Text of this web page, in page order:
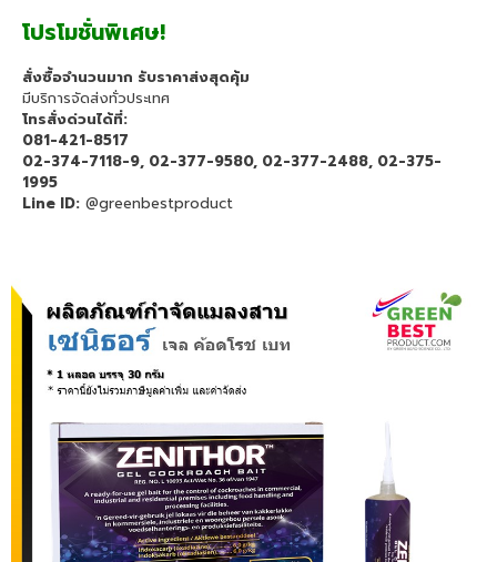
โปรโมชั่นพิเศษ!
สั่งซื้อจำนวนมาก รับราคาส่งสุดคุ้ม
มีบริการจัดส่งทั่วประเทศ
โทรสั่งด่วนได้ที่:
081-421-8517
02-374-7118-9, 02-377-9580, 02-377-2488, 02-375-
1995
Line ID: @greenbestproduct